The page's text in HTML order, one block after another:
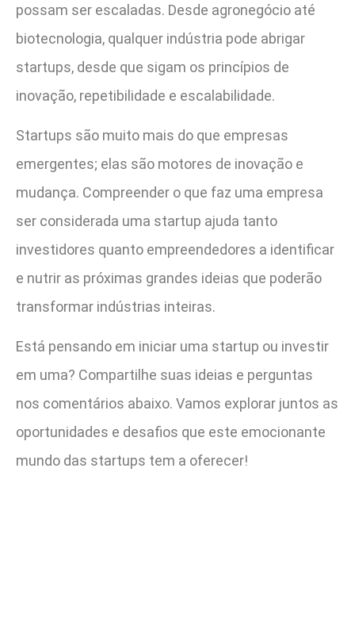
possam ser escaladas. Desde agronegócio até
biotecnologia, qualquer indústria pode abrigar
startups, desde que sigam os princípios de
inovação, repetibilidade e escalabilidade.
Startups são muito mais do que empresas
emergentes; elas são motores de inovação e
mudança. Compreender o que faz uma empresa
ser considerada uma startup ajuda tanto
investidores quanto empreendedores a identificar
e nutrir as próximas grandes ideias que poderão
transformar indústrias inteiras.
Está pensando em iniciar uma startup ou investir
em uma? Compartilhe suas ideias e perguntas
nos comentários abaixo. Vamos explorar juntos as
oportunidades e desafios que este emocionante
mundo das startups tem a oferecer!